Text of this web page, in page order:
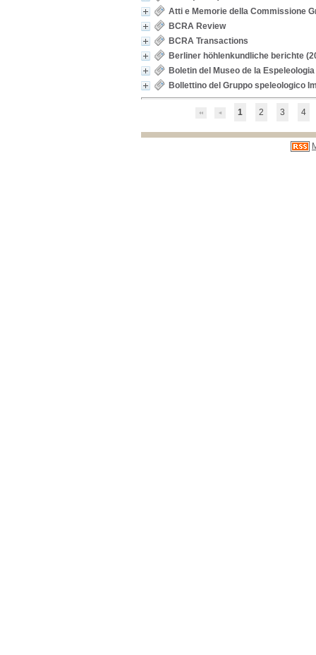
Atti e Memorie della Commissione
BCRA Review
BCRA Transactions
Berliner höhlenkundliche berichte
Boletin del Museo de la Espeleologia
Bollettino del Gruppo speleologico
1 2 3 4